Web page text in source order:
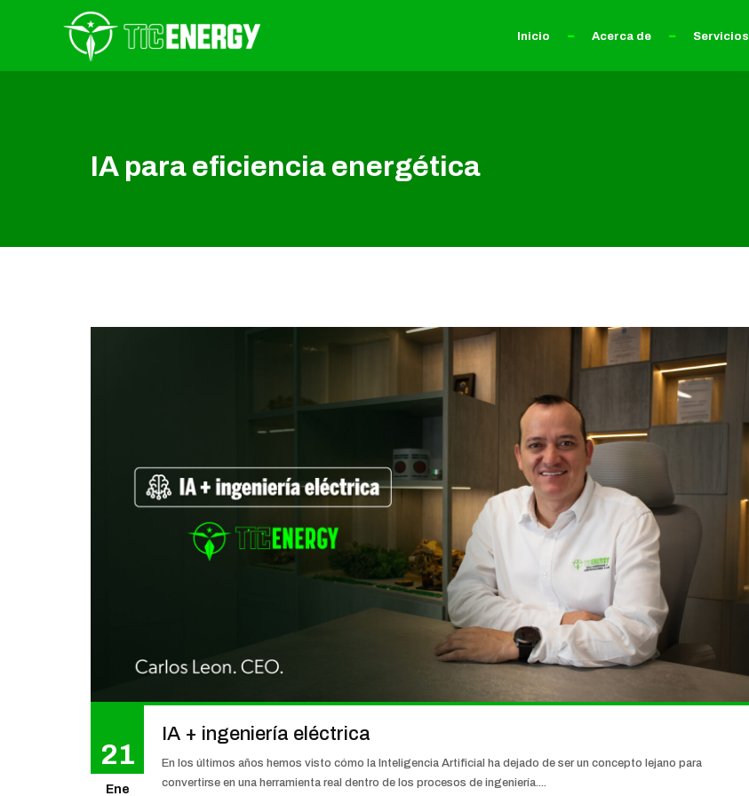
Inicio Acerca de Servicios
IA para eficiencia energética
21
Ene
IA + ingeniería eléctrica
En los últimos años hemos visto cómo la Inteligencia Artificial ha dejado de ser un concepto lejano para
convertirse en una herramienta real dentro de los procesos de ingeniería....